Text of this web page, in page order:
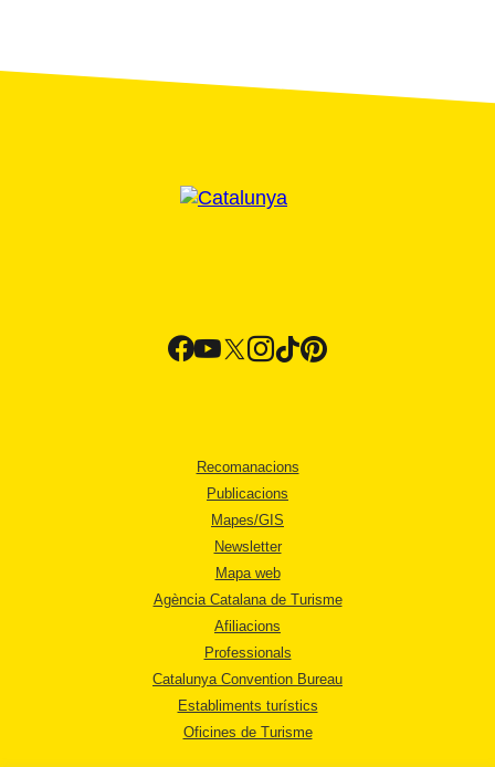
Recomanacions
Publicacions
Mapes/GIS
Newsletter
Mapa web
Agència Catalana de Turisme
Afiliacions
Professionals
Catalunya Convention Bureau
Establiments turístics
Oficines de Turisme